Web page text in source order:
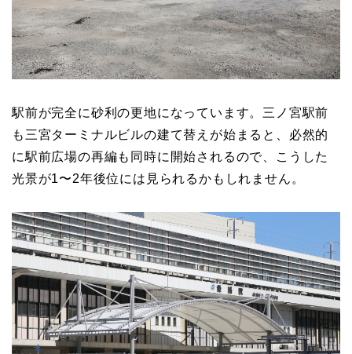
駅前が完全に砂利の更地になっています。三ノ宮駅前
も三宮ターミナルビルの建て替えが始まると、必然的
に駅前広場の再編も同時に開始されるので、こうした
光景が1〜2年後位には見られるかもしれません。